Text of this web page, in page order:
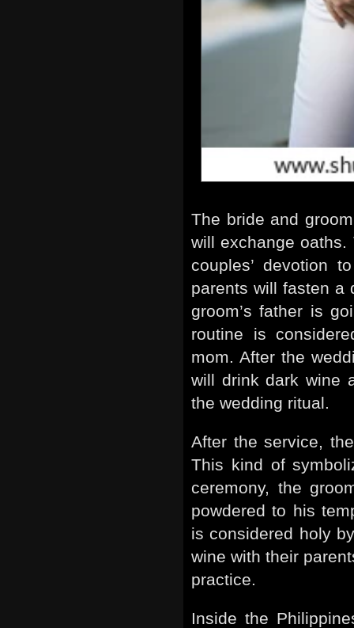
The bride and
will exchange
couples’ devotion
parents will fasten a
groom’s father is
routine is
mom. After the
will drink dark wine
the wedding ritual.
After the service,
This kind of
ceremony, the
powdered to his
is considered holy
wine with their
practice.
Inside the